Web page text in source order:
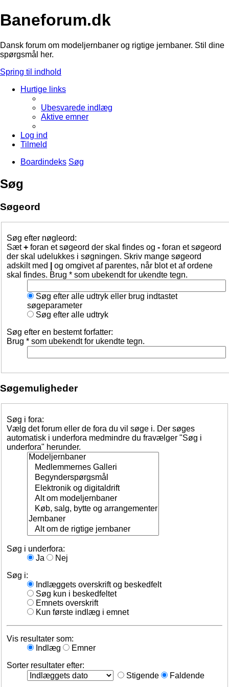
Baneforum.dk
Dansk forum om modeljernbaner og rigtige jernbaner. Stil dine
spørgsmål her.
Spring til indhold
Hurtige links
Ubesvarede indlæg
Aktive emner
Log ind
Tilmeld
Boardindeks Søg
Søg
Søgeord
Søg efter nøgleord:
Sæt+ foran et søgeord der skal findes og - foran et søgeord
der skal udelukkes i søgningen. Skriv mange søgeord
adskilt med
og omgivet af parentes, når blot et af ordene
skal findes. Brug * som ubekendt for ukendte tegn.
Søg efter alle udtryk eller brug indtastet
søgeparameter
Søg efter alle udtryk
Søg efter en bestemt forfatter:
Brug * som ubekendt for ukendte tegn.
Søgemuligheder
Søg i fora:
Vælg det forum eller de fora du vil søge i. Der søges
automatisk i underfora medmindre du fravælger "Søg i
underfora" herunder.
Søg i underfora:
Ja
Nej
Søg i:
Indlæggets overskrift og beskedfelt
Søg kun i beskedfeltet
Emnets overskrift
Kun første indlæg i emnet
Vis resultater som:
Indlæg
Emner
Sorter resultater efter:
Stigende
Faldende